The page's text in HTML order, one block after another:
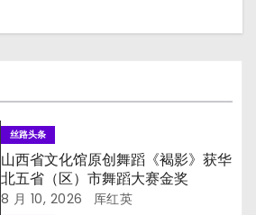
丝路头条
山西省文化馆原创舞蹈《褐影》获华
北五省（区）市舞蹈大赛金奖
8 月 10, 2026 厍红英